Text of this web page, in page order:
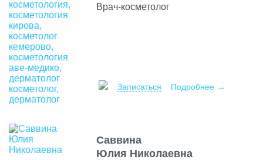
Врач-косметолог
Записаться Подробнее
Саввина
Юлия Николаевна